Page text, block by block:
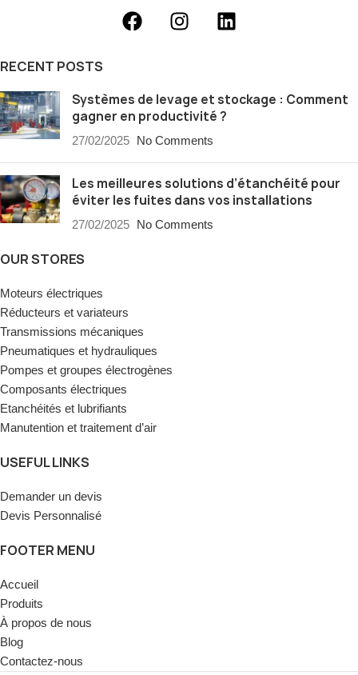
RECENT POSTS
Systèmes de levage et stockage : Comment
gagner en productivité ?
27/02/2025 No Comments
Les meilleures solutions d’étanchéité pour
éviter les fuites dans vos installations
27/02/2025 No Comments
OUR STORES
Moteurs électriques
Réducteurs et variateurs
Transmissions mécaniques
Pneumatiques et hydrauliques
Pompes et groupes électrogènes
Composants électriques
Etanchéités et lubrifiants
Manutention et traitement d’air
USEFUL LINKS
Demander un devis
Devis Personnalisé
FOOTER MENU
Accueil
Produits
À propos de nous
Blog
Contactez-nous